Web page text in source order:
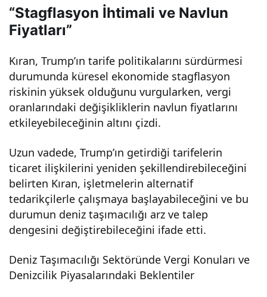
“Stagflasyon İhtimali ve Navlun
Fiyatları”
Kıran, Trump’ın tarife politikalarını sürdürmesi
durumunda küresel ekonomide stagflasyon
riskinin yüksek olduğunu vurgularken, vergi
oranlarındaki değişikliklerin navlun fiyatlarını
etkileyebileceğinin altını çizdi.
Uzun vadede, Trump’ın getirdiği tarifelerin
ticaret ilişkilerini yeniden şekillendirebileceğini
belirten Kıran, işletmelerin alternatif
tedarikçilerle çalışmaya başlayabileceğini ve bu
durumun deniz taşımacılığı arz ve talep
dengesini değiştirebileceğini ifade etti.
Deniz Taşımacılığı Sektöründe Vergi Konuları ve
Denizcilik Piyasalarındaki Beklentiler
teriy